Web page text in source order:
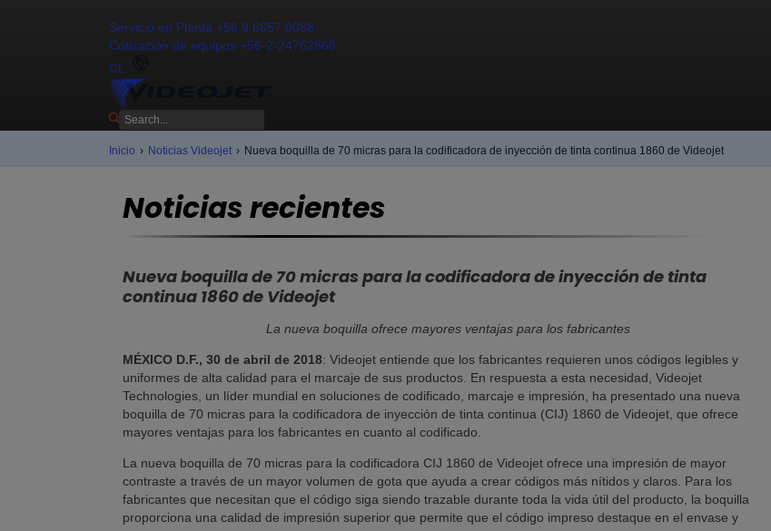
Servicio en Planta +56 9 6657 0088
Cotización de equipos +56-2-24762868
CL
Inicio › Noticias Videojet › Nueva boquilla de 70 micras para la codificadora de inyección de tinta continua 1860 de Videojet
Noticias recientes
Nueva boquilla de 70 micras para la codificadora de inyección de tinta
continua 1860 de Videojet
La nueva boquilla ofrece mayores ventajas para los fabricantes
MÉXICO D.F., 30 de abril de 2018: Videojet entiende que los fabricantes requieren unos códigos legibles y
uniformes de alta calidad para el marcaje de sus productos. En respuesta a esta necesidad, Videojet
Technologies, un líder mundial en soluciones de codificado, marcaje e impresión, ha presentado una nueva
boquilla de 70 micras para la codificadora de inyección de tinta continua (CIJ) 1860 de Videojet, que ofrece
mayores ventajas para los fabricantes en cuanto al codificado.
La nueva boquilla de 70 micras para la codificadora CIJ 1860 de Videojet ofrece una impresión de mayor
contraste a través de un mayor volumen de gota que ayuda a crear códigos más nítidos y claros. Para los
fabricantes que necesitan que el código siga siendo trazable durante toda la vida útil del producto, la boquilla
proporciona una calidad de impresión superior que permite que el código impreso destaque en el envase y